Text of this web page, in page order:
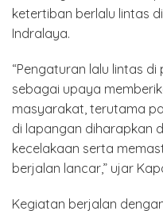
ketertiban berlalu lintas
Indralaya.
“Pengaturan lalu lintas
sebagai upaya
masyarakat, terutama
di lapangan diharapkan
kecelakaan serta
berjalan lancar,” ujar
Kegiatan berjalan